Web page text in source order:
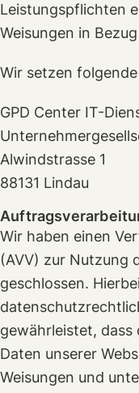
Leistungspflichten
Weisungen in
Wir setzen
GPD Center IT-
Alwindstrasse 1
88131 Lindau
Wir haben einen
(AVV) zur Nutzung
geschlossen.
gewährleistet, dass
Daten unserer
Weisungen und